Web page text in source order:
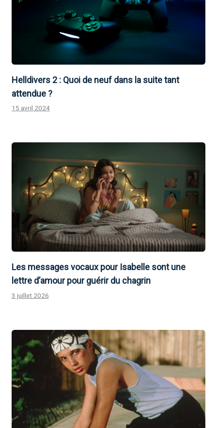
Helldivers 2 : Quoi de neuf dans la suite tant
attendue ?
15 avril 2024
Les messages vocaux pour Isabelle sont une
lettre d’amour pour guérir du chagrin
3 juillet 2026